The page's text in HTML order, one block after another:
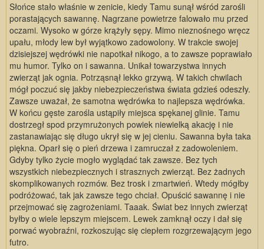
Słońce stało właśnie w zenicie, kiedy Tamu sunął wśród zarośli
porastających sawannę. Nagrzane powietrze falowało mu przed
oczami. Wysoko w górze krążyły sępy. Mimo nieznośnego wręcz
upału, młody lew był wyjątkowo zadowolony. W trakcie swojej
dzisiejszej wędrówki nie napotkał nikogo, a to zawsze poprawiało
mu humor. Tylko on i sawanna. Unikał towarzystwa innych
zwierząt jak ognia. Potrząsnął lekko grzywą. W takich chwilach
mógł poczuć się jakby niebezpieczeństwa świata gdzieś odeszły.
Zawsze uważał, że samotna wędrówka to najlepsza wędrówka.
W końcu gęste zarośla ustąpiły miejsca spękanej glinie. Tamu
dostrzegł spod przymrużonych powiek niewielką akację i nie
zastanawiając się długo ukrył się w jej cieniu. Sawanna była taka
piękna. Oparł się o pień drzewa i zamruczał z zadowoleniem.
Gdyby tylko życie mogło wyglądać tak zawsze. Bez tych
wszystkich niebezpiecznych i strasznych zwierząt. Bez żadnych
skomplikowanych rozmów. Bez trosk i zmartwień. Wtedy mógłby
podróżować, tak jak zawsze tego chciał. Opuścić sawannę i nie
przejmować się zagrożeniami. Taaak. Świat bez innych zwierząt
byłby o wiele lepszym miejscem. Lewek zamknął oczy i dał się
porwać wyobraźni, rozkoszując się ciepłem rozgrzewającym jego
futro.